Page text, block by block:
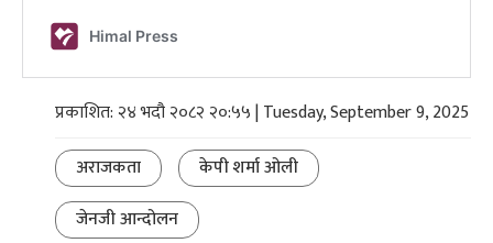
प्रकाशित: २४ भदौ २०८२ २०:५५ | Tuesday, September 9, 2025
अराजकता
केपी शर्मा ओली
जेनजी आन्दोलन